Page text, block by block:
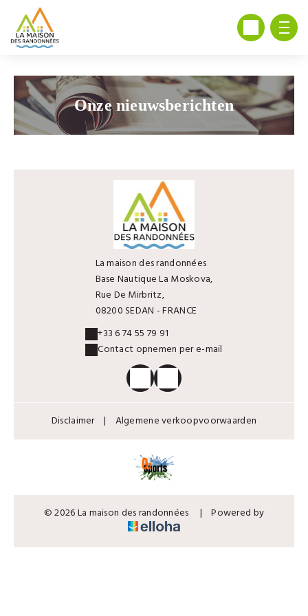
Onze nieuwsberichten
La maison des randonnées
Base Nautique La Moskova,
Rue De Mirbritz,
08200 SEDAN - FRANCE
+33 6 74 55 79 91
Contact opnemen per e-mail
Disclaimer | Algemene verkoopvoorwaarden
© 2026 La maison des randonnées | Powered by